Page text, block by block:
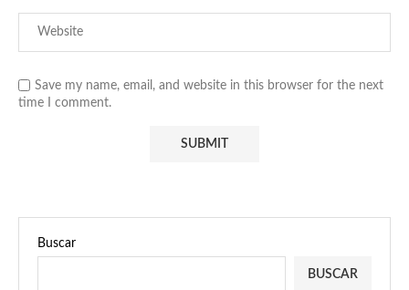
Save my name, email, and website in this browser for the next
time I comment.
Buscar
BUSCAR